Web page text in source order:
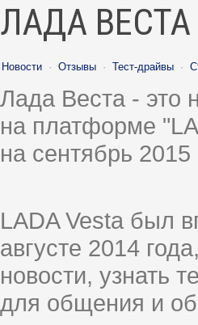
ЛАДА ВЕСТА
Новости · Отзывы · Тест-драйвы ·
Лада Веста - это
на платформе
на сентябрь
LADA Vesta был
августе 2014
новости, узнать
для общения и